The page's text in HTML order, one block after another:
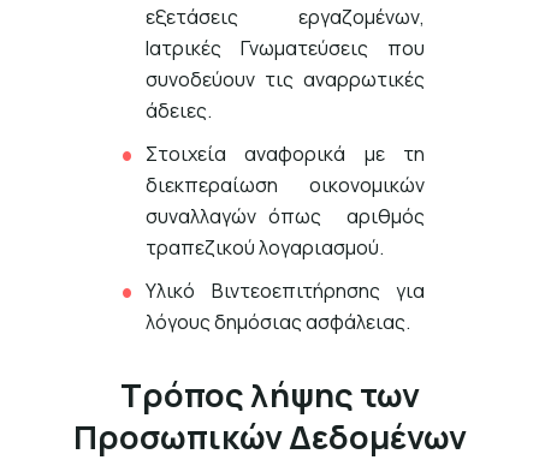
εξετάσεις εργαζομένων,
Ιατρικές Γνωματεύσεις που
συνοδεύουν τις αναρρωτικές
άδειες.
Στοιχεία αναφορικά με τη
διεκπεραίωση οικονομικών
συναλλαγών όπως αριθμός
τραπεζικού λογαριασμού.
Υλικό Βιντεοεπιτήρησης για
λόγους δημόσιας ασφάλειας.
Τρόπος λήψης των
Προσωπικών Δεδομένων